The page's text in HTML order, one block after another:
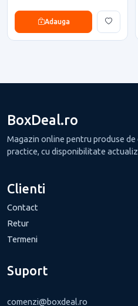
Adauga
BoxDeal.ro
Magazin online pentru produse de
practice, cu disponibilitate
Clienti
Contact
Retur
Termeni
Suport
comenzi@boxdeal.ro